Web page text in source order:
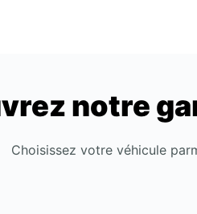
notre
Choisissez votre véhicule